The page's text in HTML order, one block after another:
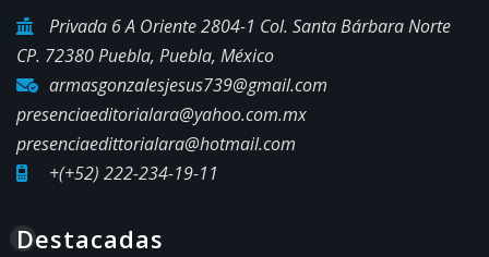
Privada 6 A Oriente 2804-1 Col. Santa Bárbara Norte
CP. 72380 Puebla, Puebla, México
armasgonzalesjesus739@gmail.com
presenciaeditorialara@yahoo.com.mx
presenciaedittorialara@hotmail.com
+(+52) 222-234-19-11
Destacadas